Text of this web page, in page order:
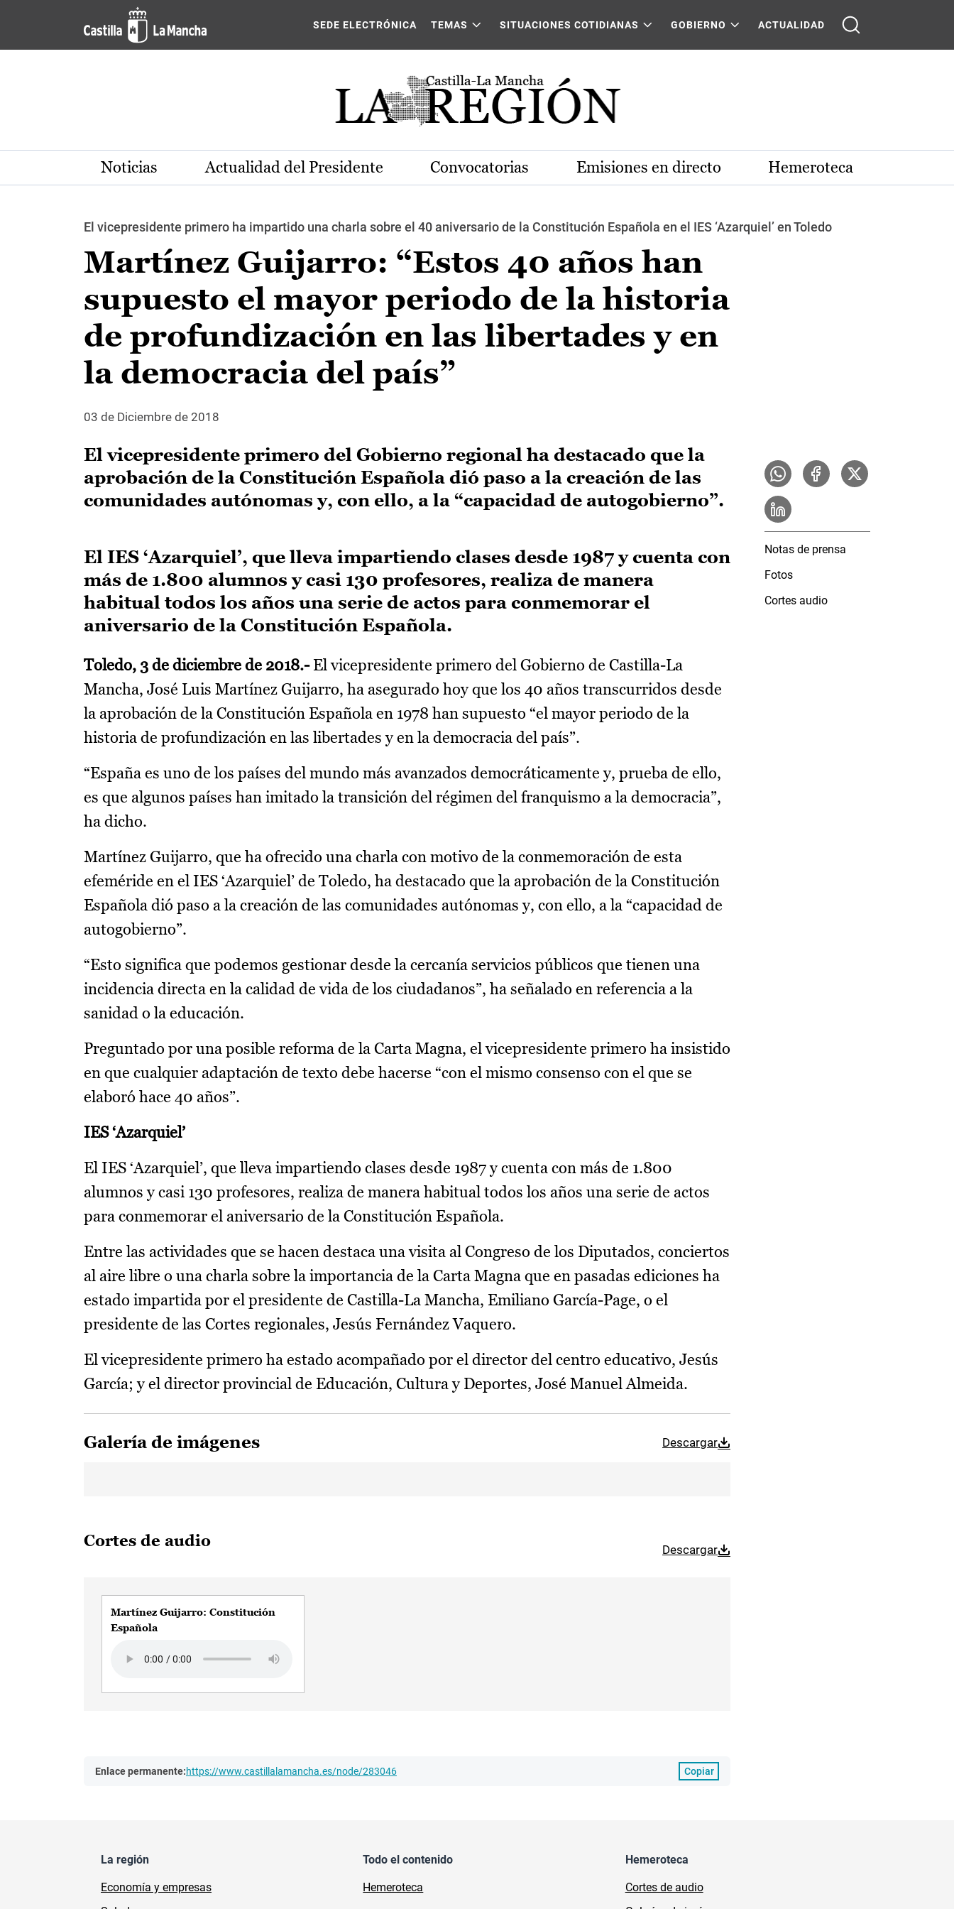
Pasar al contenido principal
SEDE ELECTRÓNICA TEMAS SITUACIONES COTIDIANAS GOBIERNO ACTUALIDAD
Noticias Actualidad del Presidente Convocatorias Emisiones en directo Hemeroteca
El vicepresidente primero ha impartido una charla sobre el 40 aniversario de la Constitución Española en el IES ‘Azarquiel’ en Toledo
Martínez Guijarro: “Estos 40 años han
supuesto el mayor periodo de la historia
de profundización en las libertades y en
la democracia del país”
03 de Diciembre de 2018
El vicepresidente primero del Gobierno regional ha destacado que la
aprobación de la Constitución Española dió paso a la creación de las
comunidades autónomas y, con ello, a la “capacidad de autogobierno”.
El IES ‘Azarquiel’, que lleva impartiendo clases desde 1987 y cuenta con
más de 1.800 alumnos y casi 130 profesores, realiza de manera
habitual todos los años una serie de actos para conmemorar el
aniversario de la Constitución Española.
Toledo, 3 de diciembre de 2018.- El vicepresidente primero del Gobierno de Castilla-La
Mancha, José Luis Martínez Guijarro, ha asegurado hoy que los 40 años transcurridos desde
la aprobación de la Constitución Española en 1978 han supuesto “el mayor periodo de la
historia de profundización en las libertades y en la democracia del país”.
“España es uno de los países del mundo más avanzados democráticamente y, prueba de ello,
es que algunos países han imitado la transición del régimen del franquismo a la democracia”,
ha dicho.
Martínez Guijarro, que ha ofrecido una charla con motivo de la conmemoración de esta
efeméride en el IES ‘Azarquiel’ de Toledo, ha destacado que la aprobación de la Constitución
Española dió paso a la creación de las comunidades autónomas y, con ello, a la “capacidad de
autogobierno”.
“Esto significa que podemos gestionar desde la cercanía servicios públicos que tienen una
incidencia directa en la calidad de vida de los ciudadanos”, ha señalado en referencia a la
sanidad o la educación.
Preguntado por una posible reforma de la Carta Magna, el vicepresidente primero ha insistido
en que cualquier adaptación de texto debe hacerse “con el mismo consenso con el que se
elaboró hace 40 años”.
IES ‘Azarquiel’
El IES ‘Azarquiel’, que lleva impartiendo clases desde 1987 y cuenta con más de 1.800
alumnos y casi 130 profesores, realiza de manera habitual todos los años una serie de actos
para conmemorar el aniversario de la Constitución Española.
Entre las actividades que se hacen destaca una visita al Congreso de los Diputados, conciertos
al aire libre o una charla sobre la importancia de la Carta Magna que en pasadas ediciones ha
estado impartida por el presidente de Castilla-La Mancha, Emiliano García-Page, o el
presidente de las Cortes regionales, Jesús Fernández Vaquero.
El vicepresidente primero ha estado acompañado por el director del centro educativo, Jesús
García; y el director provincial de Educación, Cultura y Deportes, José Manuel Almeida.
Galería de imágenes Descargar
Cortes de audio Descargar
Martínez Guijarro: Constitución
Española
Enlace permanente:https://www.castillalamancha.es/node/283046 Copiar
Notas de prensa
Fotos
Cortes audio
La región
Economía y empresas
Todo el contenido
Hemeroteca
Hemeroteca
Cortes de audio